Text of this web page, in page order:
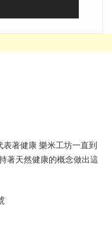
著健康 樂米工坊一直到
著天然健康的概念做出這